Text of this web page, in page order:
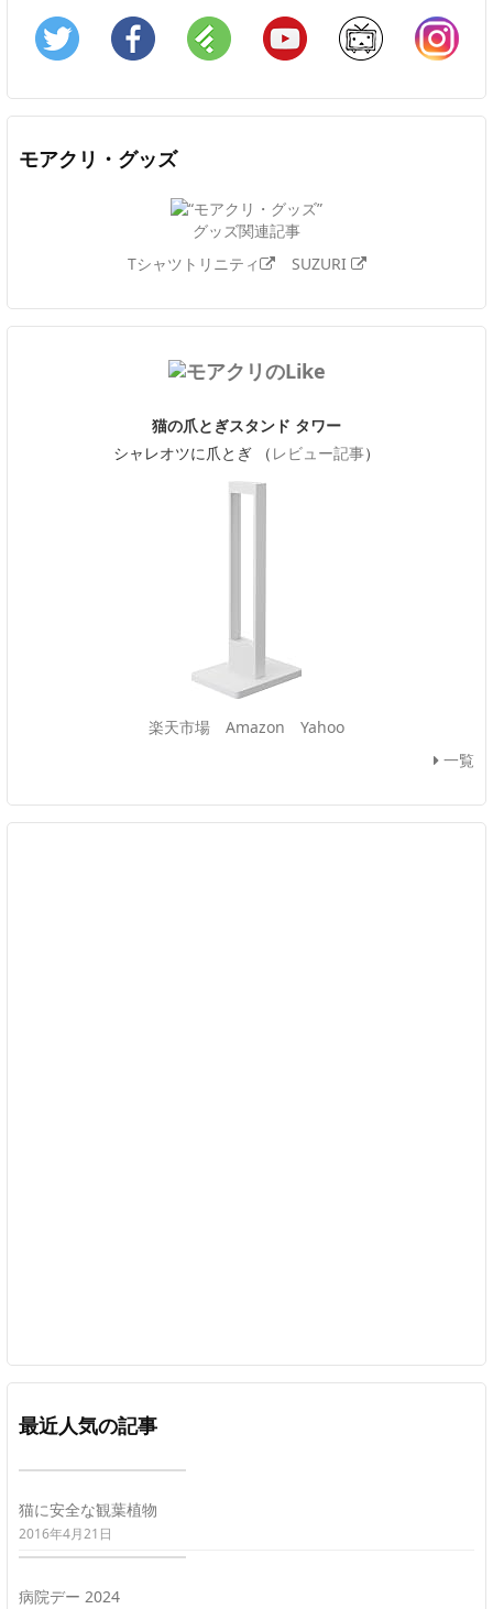
Twitter Facebook Feedly YouTube ニコニコ動画
モアクリ・グッズ
グッズ関連記事
Tシャツトリニティ
SUZURI
猫の爪とぎスタンド タワー
シャレオツに爪とぎ （ レビュー記事）
楽天市場 Amazon
Yahoo
一覧
最近人気の記事
猫に安全な観葉植物
2016年4月21日
病院デー 2024